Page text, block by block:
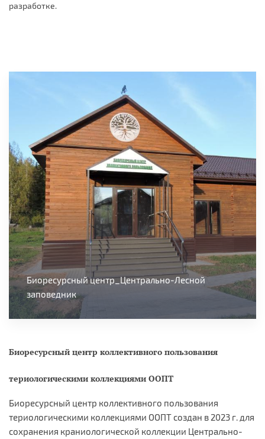
разработке.
Биоресурсный центр_Центрально-Лесной
заповедник
Биоресурсный центр коллективного пользования
териологическими коллекциями ООПТ
Биоресурсный центр коллективного пользования
териологическими коллекциями ООПТ создан в 2023 г. для
сохранения краниологической коллекции Центрально-